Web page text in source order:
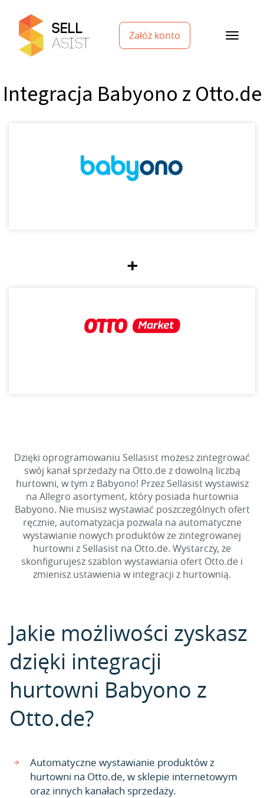
Załóż konto
Integracja Babyono z Otto.de
+
Dzięki oprogramowaniu Sellasist możesz zintegrować
swój kanał sprzedaży na Otto.de z dowolną liczbą
hurtowni, w tym z Babyono! Przez Sellasist wystawisz
na Allegro asortyment, który posiada hurtownia
Babyono. Nie musisz wystawiać poszczególnych ofert
ręcznie, automatyzacja pozwala na automatyczne
wystawianie nowych produktów ze zintegrowanej
hurtowni z Sellasist na Otto.de. Wystarczy, że
skonfigurujesz szablon wystawiania ofert Otto.de i
zmienisz ustawienia w integracji z hurtownią.
Jakie możliwości zyskasz
dzięki integracji
hurtowni Babyono z
Otto.de?
Automatyczne wystawianie produktów z
hurtowni na Otto.de, w sklepie internetowym
oraz innych kanałach sprzedaży.